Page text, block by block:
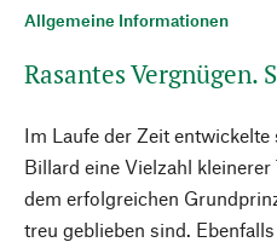
Allgemeine Informationen
Rasantes Vergnügen.
Im Laufe der Zeit
Billard eine Vielzahl
dem erfolgreichen
treu geblieben sind.